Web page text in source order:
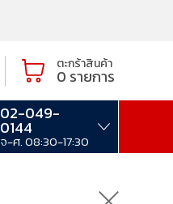
ตะกร้าสินค้า
0 รายการ
02-049-
0144
จ-ศ. 08:30-17:30